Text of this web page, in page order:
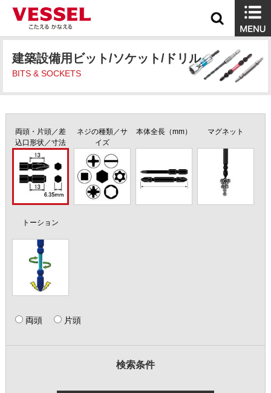
建築設備用ビット/ソケット/ドリル
BITS & SOCKETS
両頭・片頭／差
込口形状／寸法
ネジの種類／サ
イズ
本体全長（mm） マグネット
トーション
両頭 片頭
検索条件